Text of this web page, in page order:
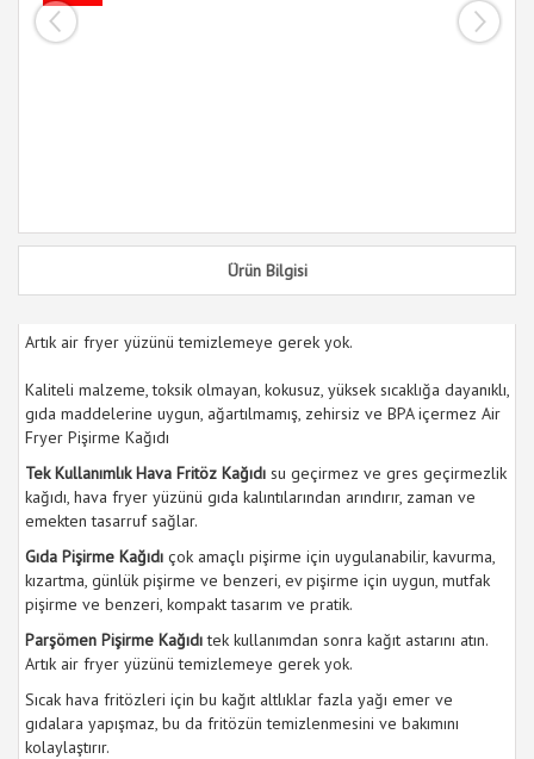
Ürün Bilgisi
Artık air fryer yüzünü temizlemeye gerek yok.
Kaliteli malzeme, toksik olmayan, kokusuz, yüksek sıcaklığa dayanıklı,
gıda maddelerine uygun, ağartılmamış, zehirsiz ve BPA içermez Air
Fryer Pişirme Kağıdı
Tek Kullanımlık Hava Fritöz Kağıdı su geçirmez ve gres geçirmezlik
kağıdı, hava fryer yüzünü gıda kalıntılarından arındırır, zaman ve
emekten tasarruf sağlar.
Gıda Pişirme Kağıdı çok amaçlı pişirme için uygulanabilir, kavurma,
kızartma, günlük pişirme ve benzeri, ev pişirme için uygun, mutfak
pişirme ve benzeri, kompakt tasarım ve pratik.
Parşömen Pişirme Kağıdıtek kullanımdan sonra kağıt astarını atın.
Artık air fryer yüzünü temizlemeye gerek yok.
Sıcak hava fritözleri için bu kağıt altlıklar fazla yağı emer ve
gıdalara yapışmaz, bu da fritözün temizlenmesini ve bakımını
kolaylaştırır.